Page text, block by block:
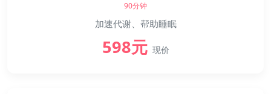
90分钟
加速代谢、帮助睡眠
598元 现价